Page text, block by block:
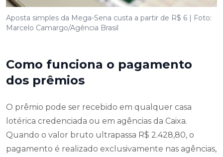
Aposta simples da Mega-Sena custa a partir de R$ 6 | Foto:
Marcelo Camargo/Agência Brasil
Como funciona o pagamento
dos prêmios
O prêmio pode ser recebido em qualquer casa
lotérica credenciada ou em agências da Caixa.
Quando o valor bruto ultrapassa R$ 2.428,80, o
pagamento é realizado exclusivamente nas agências,